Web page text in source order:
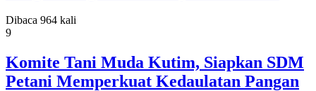
Dibaca 964 kali
9
Komite Tani Muda Kutim, Siapkan SDM
Petani Memperkuat Kedaulatan Pangan